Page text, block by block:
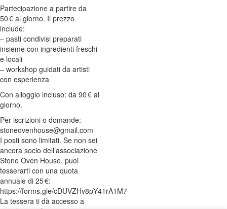
Partecipazione a partire da
50 € al giorno. Il prezzo
include:
– pasti condivisi preparati
insieme con ingredienti freschi
e locali
– workshop guidati da artisti
con esperienza
Con alloggio incluso: da 90 € al
giorno.
Per iscrizioni o domande:
stoneovenhouse@gmail.com
I posti sono limitati. Se non sei
ancora socio dell’associazione
Stone Oven House, puoi
tesserarti con una quota
annuale di 25 €:
https://forms.gle/cDUVZHv8pY41rA1M7
La tessera ti dà accesso a